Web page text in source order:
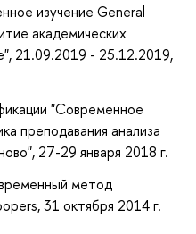
изучение General
академических
21.09.2019 - 25.12.2019,
"Современное
преподавания анализа
27-29 января 2018 г.
метод
31 октября 2014 г.